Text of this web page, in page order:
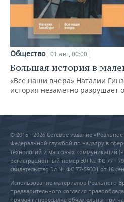
Общество 01 авг, 00:00
Большая история в
«Все наши вчера» Наталии
история незаметно
© 2015 - 2026 Сетевое издание
Федеральной службой по надзору в
технологий и массовых коммуникаций
регистрационный номер ЭЛ № ФС 77 -
свидетельство Эл № ФС 77-59331 от 18
Использование материалов Реального
предварительного согласия
прямая гиперссылка обязательны при